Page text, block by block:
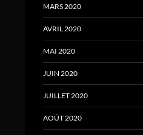
MARS 2020
AVRIL 2020
MAI 2020
JUIN 2020
JUILLET 2020
AOÛT 2020